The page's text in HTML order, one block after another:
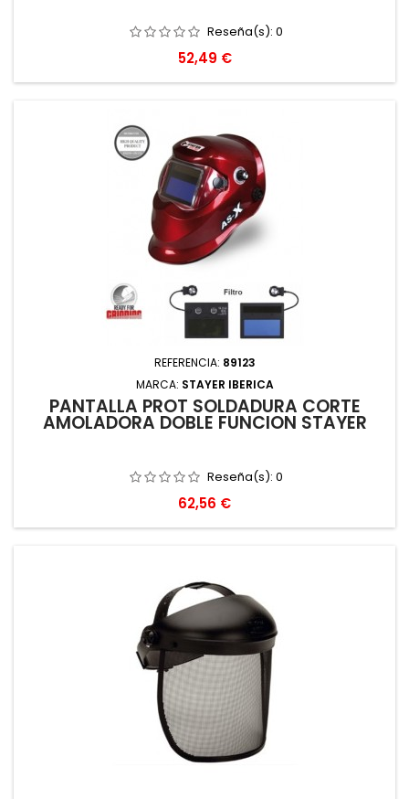
Reseña(s): 0
Precio
52,49 €
REFERENCIA: 89123
MARCA: STAYER IBERICA
PANTALLA PROT SOLDADURA CORTE
AMOLADORA DOBLE FUNCION STAYER
Reseña(s): 0
Precio
62,56 €